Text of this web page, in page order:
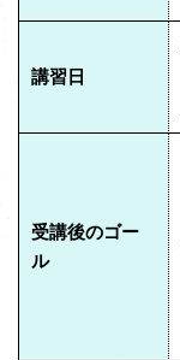
講習日
受講後のゴー
ル